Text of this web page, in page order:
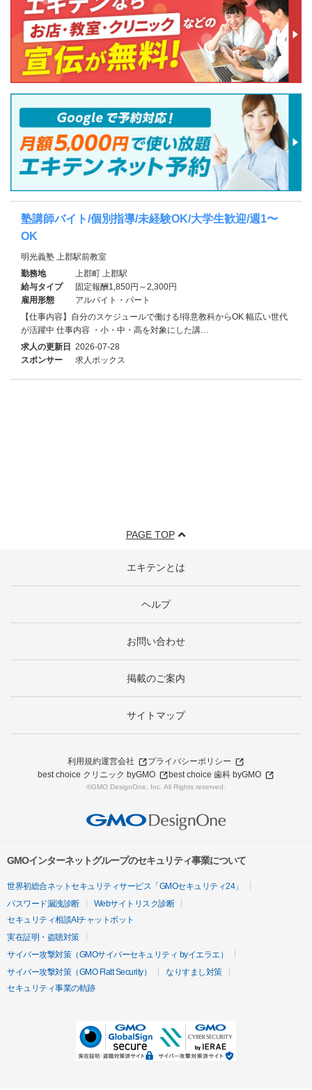
塾講師バイト/個別指導/未経験OK/大学生歓迎/週1〜
OK
明光義塾 上郡駅前教室
勤務地
上郡町 上郡駅
給与タイプ
固定報酬1,850円～2,300円
雇用形態
アルバイト・パート
【仕事内容】自分のスケジュールで働ける!得意教科からOK 幅広い世代
が活躍中 仕事内容 ・小・中・高を対象にした講…
求人の更新日 2026-07-28
スポンサー
求人ボックス
PAGE TOP
エキテンとは
ヘルプ
お問い合わせ
掲載のご案内
サイトマップ
利用規約運営会社
プライバシーポリシー
best choice クリニック byGMO
best choice 歯科 byGMO
©GMO DesignOne, Inc. All Rights reserved.
GMOインターネットグループのセキュリティ事業について
世界初総合ネットセキュリティサービス「GMOセキュリティ24」
パスワード漏洩診断
Webサイトリスク診断
セキュリティ相談AIチャットボット
実在証明・盗聴対策
サイバー攻撃対策（GMOサイバーセキュリティ byイエラエ）
サイバー攻撃対策（GMO Flatt Security）
なりすまし対策
セキュリティ事業の軌跡